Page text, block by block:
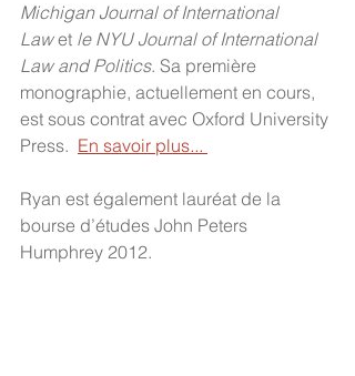
Michigan Journal of International
Law et le NYU Journal of International
Law and Politics. Sa première
monographie, actuellement en cours,
est sous contrat avec Oxford University
Press. En savoir plus...
Ryan est également lauréat de la
bourse d’études John Peters
Humphrey 2012.